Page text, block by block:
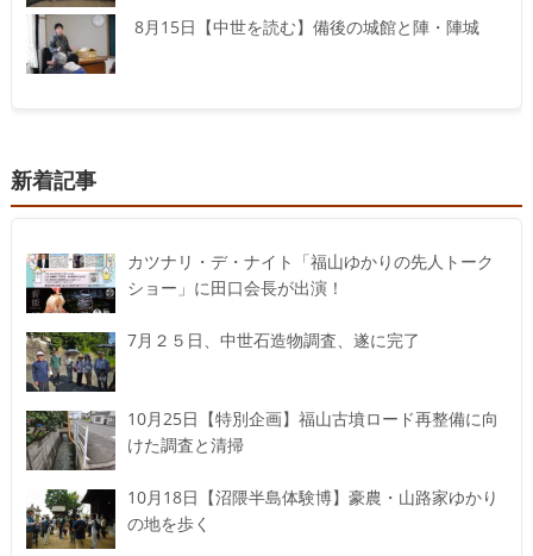
8月15日【中世を読む】備後の城館と陣・陣城
新着記事
カツナリ・デ・ナイト「福山ゆかりの先人トーク
ショー」に田口会長が出演！
7月２５日、中世石造物調査、遂に完了
10月25日【特別企画】福山古墳ロード再整備に向
けた調査と清掃
10月18日【沼隈半島体験博】豪農・山路家ゆかり
の地を歩く